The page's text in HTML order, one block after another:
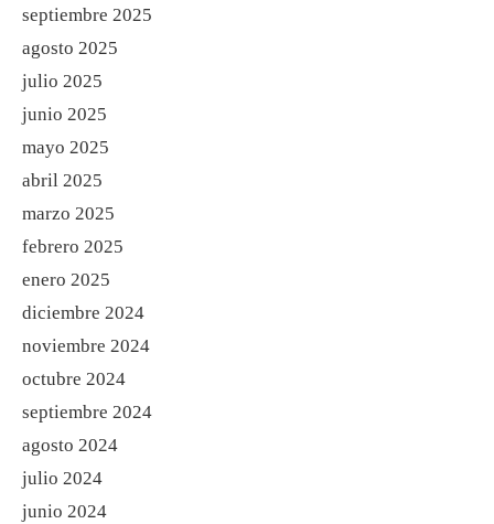
septiembre 2025
agosto 2025
julio 2025
junio 2025
mayo 2025
abril 2025
marzo 2025
febrero 2025
enero 2025
diciembre 2024
noviembre 2024
octubre 2024
septiembre 2024
agosto 2024
julio 2024
junio 2024